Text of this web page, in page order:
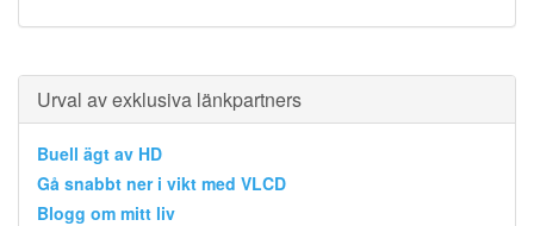
Urval av exklusiva länkpartners
Buell ägt av HD
Gå snabbt ner i vikt med VLCD
Blogg om mitt liv